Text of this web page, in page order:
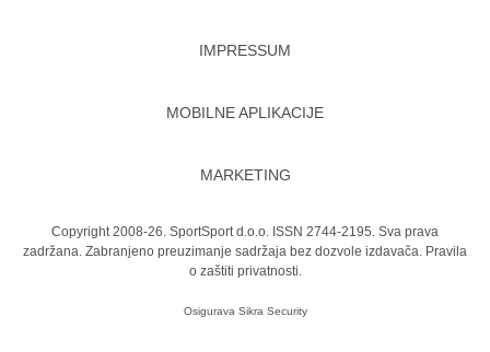
IMPRESSUM
MOBILNE APLIKACIJE
MARKETING
Copyright 2008-26. SportSport d.o.o. ISSN 2744-2195. Sva prava
zadržana. Zabranjeno preuzimanje sadržaja bez dozvole izdavača. Pravila
o zaštiti privatnosti.
Osigurava Sikra Security